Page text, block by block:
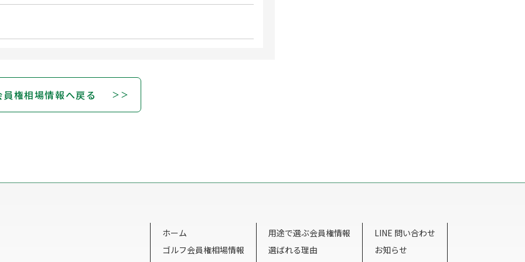
員権相場情報へ戻る
ホーム
ゴルフ会員権相場情報
用途で選ぶ会員権情報
選ばれる理由
LINE 問い合わせ
お知らせ